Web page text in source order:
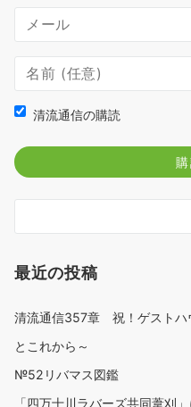
清流通信の購読
最近の投稿
清流通信357章 祝！ゲストハ
とこれから～
№52リバマス図鑑
「四万十川ラバーズ共同葦刈